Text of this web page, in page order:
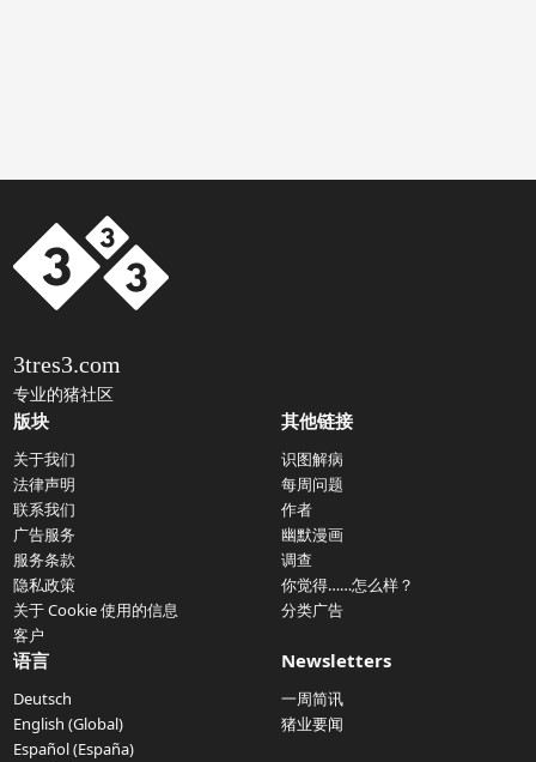
3tres3.com
专业的猪社区
版块
关于我们
法律声明
联系我们
广告服务
服务条款
隐私政策
关于 Cookie 使用的信息
客户
其他链接
识图解病
每周问题
作者
幽默漫画
调查
你觉得……怎么样？
分类广告
语言
Deutsch
English (Global)
Español (España)
Newsletters
一周简讯
猪业要闻